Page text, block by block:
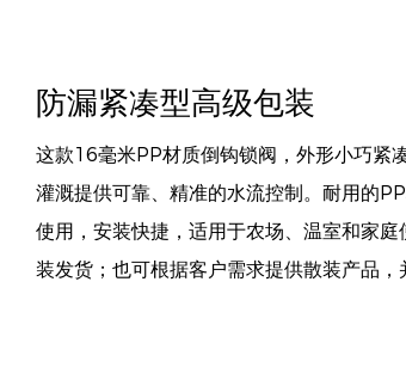
防漏紧凑型高级包装
这款16毫米PP材质倒钩锁阀，外形小巧紧
灌溉提供可靠、精准的水流控制。耐用的
使用，安装快捷，适用于农场、温室和家
装发货；也可根据客户需求提供散装产品，